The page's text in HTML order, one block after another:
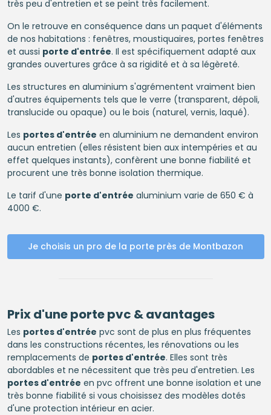
très peu d'entretien et se peint très facilement.
On le retrouve en conséquence dans un paquet d'éléments
de nos habitations : fenêtres, moustiquaires, portes fenêtres
et aussi porte d'entrée. Il est spécifiquement adapté aux
grandes ouvertures grâce à sa rigidité et à sa légèreté.
Les structures en aluminium s'agrémentent vraiment bien
d'autres équipements tels que le verre (transparent, dépoli,
translucide ou opaque) ou le bois (naturel, vernis, laqué).
Les portes d'entrée en aluminium ne demandent environ
aucun entretien (elles résistent bien aux intempéries et au
effet quelques instants), confèrent une bonne fiabilité et
procurent une très bonne isolation thermique.
Le tarif d'une porte d'entrée aluminium varie de 650 € à
4000 €.
Je choisis un pro de la porte près de Montbazon
Prix d'une porte pvc & avantages
Les portes d'entrée pvc sont de plus en plus fréquentes
dans les constructions récentes, les rénovations ou les
remplacements de portes d'entrée. Elles sont très
abordables et ne nécessitent que très peu d'entretien. Les
portes d'entrée en pvc offrent une bonne isolation et une
très bonne fiabilité si vous choisissez des modèles dotés
d'une protection intérieur en acier.